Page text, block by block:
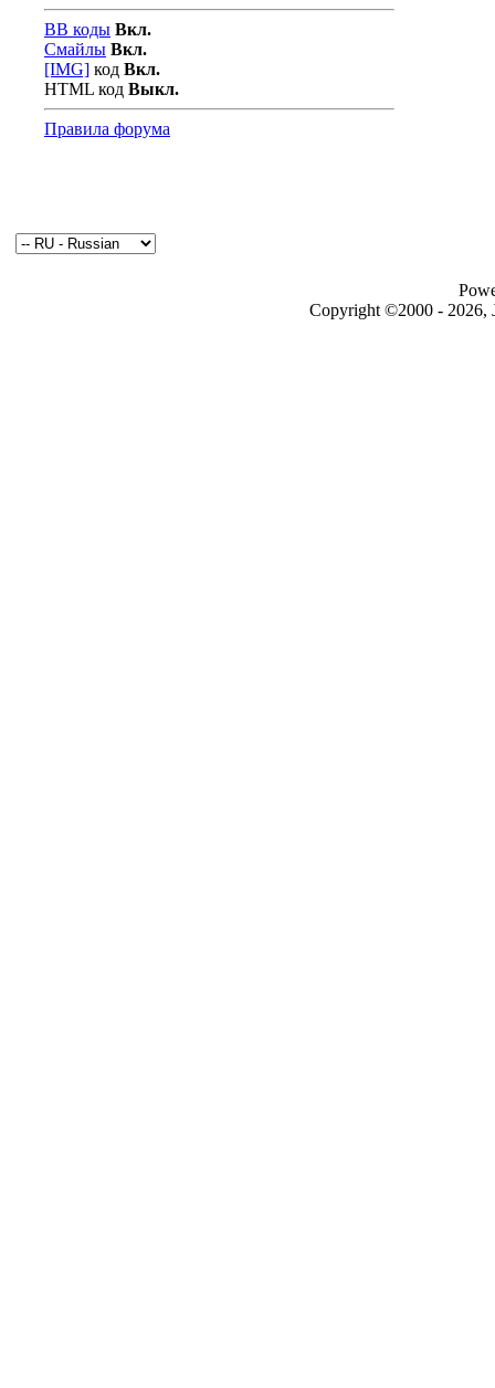
BB коды Вкл.
Смайлы Вкл.
[IMG] код Вкл.
HTML код Выкл.
Правила форума
Copyright ©2000 - 2026,